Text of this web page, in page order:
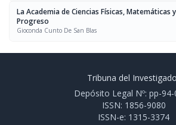
La Academia de Ciencias Físicas, Matemáticas
Progreso
Gioconda Cunto De San Blas
Tribuna del
Depósito Legal Nº: pp-
ISSN: 1856-9080
ISSN-e: 1315-3374